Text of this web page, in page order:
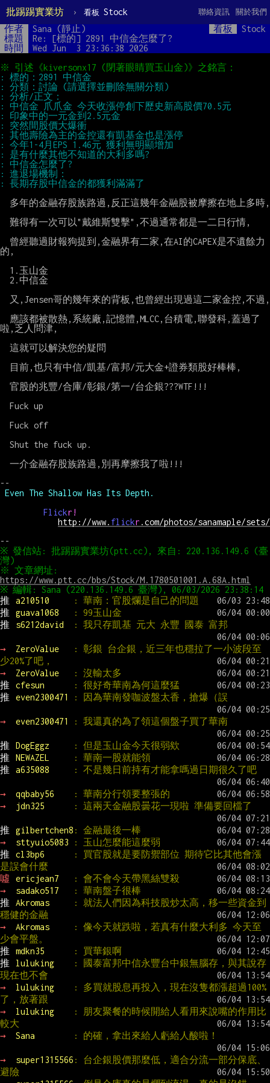
批踢踢實業坊 › 看板 Stock 關於我們
聯絡資訊
作者 Sana (靜止) 看板
Stock
標題
Re: [標的] 2891 中信金怎麼了?
時間
Wed Jun  3 23:36:38 2026
的,
啦,乏人問津,
Even The Shallow Has Its Depth.
Flickr!
http://www. flickr .com/photos/sanamaple/sets/
※ 發信站: 批踢踢實業坊(ptt.cc), 來自: 220.136.149.6 (臺
https://www.ptt.cc/bbs/Stock/M.1780501001.A.68A.html
推
a210510
: 華南：官股爛是自己的問題
推
guava1068
: 99玉山金
推
s6212david : 我只存凱基 元大 永豐 國泰 富邦
→ ZeroValue
: 彰銀 台企銀，近三年也穩拉了一小波段至
少20%了吧，
→
ZeroValue
: 沒輸太多
推
cfesun
: 很好奇華南為何這麼猛
推
even2300471 : 因為華南發咖波盤太香，搶爆（誤
→ even2300471 : 我還真的為了領這個盤子買了華南
推 DogEggz
: 但是玉山金今天很弱欸
推
NEWAZEL
: 華南一股就能領
推
a635088 : 不是幾日前持有才能拿嗎過日期很久了吧
→ qqbaby56
: 華南分行領要整張的
→
jdn325 : 這兩天金融股曇花一現啦 準備要回檔了
推 gilbertchen8 : 金融最後一棒
→
sttyuio5083
: 玉山怎麼能這麼弱
推
cl3bp6
: 買官股就是要防禦部位 期待它比其他會漲
是誤會什麼
噓
ericjean7
: 會不會今天帶黑絲雙殺
→
sadako517
: 華南盤子很棒
推
Akromas
: 就法人們因為科技股炒太高，移一些資金到
穩健的金融
→
Akromas
: 像今天就跌啦，若真有什麼大利多 今天至
少會平盤。
推
mdkn35
: 買華銀啊
推
luluking
: 國泰富邦中信永豐台中銀無腦存，與其說存
現在也不會
→
luluking
: 多買就股息再投入，現在沒隻都漲超過100%
了，放著跟
→
luluking
: 朋友聚餐的時候開給人看用來說嘴的作用比
較大
→
Sana : 的確，拿出來給人虧給人酸啦！
→ super1315566 : 台企銀股價那麼低，適合分流一部分保底、
避險